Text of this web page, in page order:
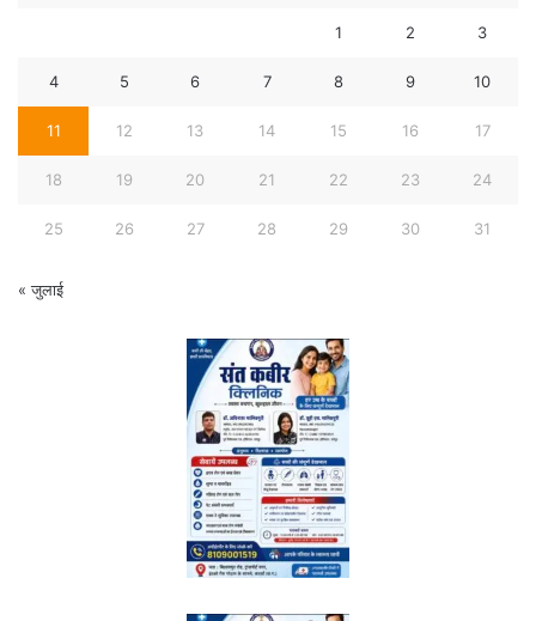
1 2 3
4 5 6 7 8 9 10
11 12 13 14 15 16 17
18 19 20 21 22 23 24
25 26 27 28 29 30 31
« जुलाई